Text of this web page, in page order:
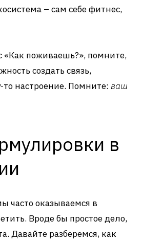
– сам себе фитнес,
«Как поживаешь?», помните,
создать связь,
настроение. Помните: ваш
в
часто оказываемся в
Вроде бы простое дело,
Давайте разберемся, как